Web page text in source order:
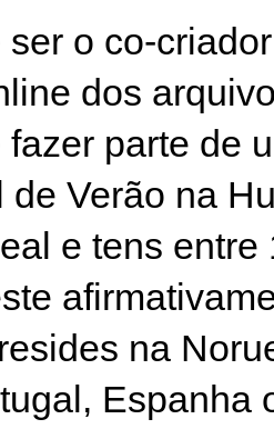
o co-
dos
parte de
de Verão na
e tens entre
na
Espanha